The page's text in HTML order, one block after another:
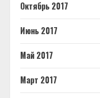
Октябрь 2017
Июнь 2017
Май 2017
Март 2017